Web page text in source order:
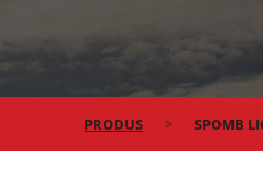
PRODUS SPOMB